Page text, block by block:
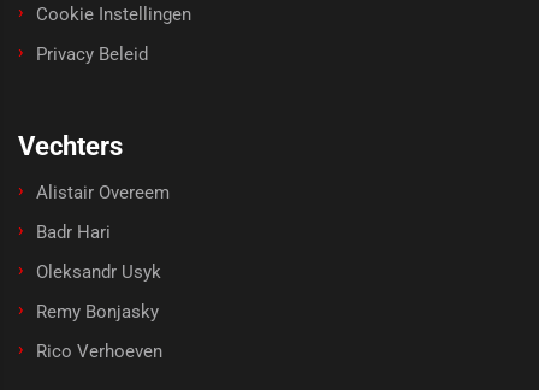
Cookie Instellingen
Privacy Beleid
Vechters
Alistair Overeem
Badr Hari
Oleksandr Usyk
Remy Bonjasky
Rico Verhoeven